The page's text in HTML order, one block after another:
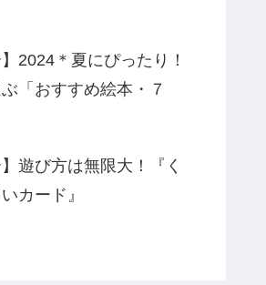
】2024＊夏にぴったり！
「おすすめ絵本・７
】遊び方は無限大！『く
カード』